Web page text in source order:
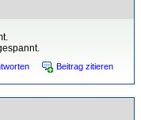
Beitrag zitieren